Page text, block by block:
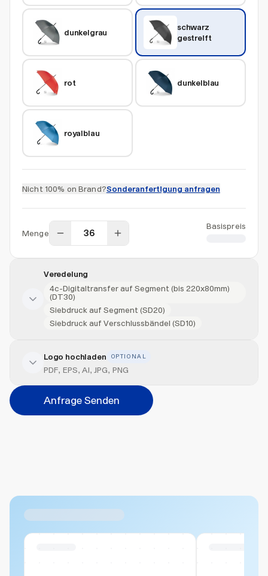
dunkelgrau
schwarz
gestreift
rot dunkelblau
royalblau
Nicht 100% on Brand?Sonderanfertigung anfragen
Menge
Basispreis
Veredelung
4c-Digitaltransfer auf Segment (bis 220x80mm)
(DT30)
Siebdruck auf Segment (SD20)
Siebdruck auf Verschlussbändel (SD10)
Veredelung hinzufügen
Veredelungsart
Logo hochladen OPTIONAL
PDF, EPS, AI, JPG, PNG
Anfrage Senden
Ähnliche Produkte